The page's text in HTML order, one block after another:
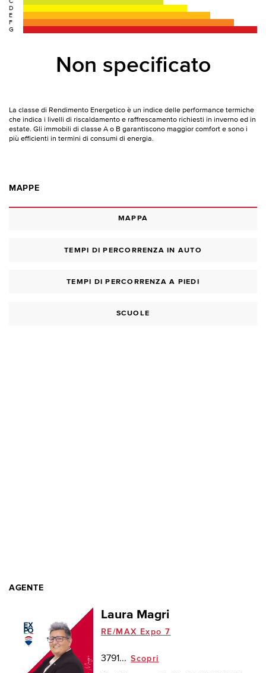
C
D
E
F
G
Non specificato
La classe di Rendimento Energetico è un indice delle performance termiche
che indica i livelli di riscaldamento e raffrescamento richiesti in inverno ed in
estate. Gli immobili di classe A o B garantiscono maggior comfort e sono i
più efficienti in termini di consumi di energia.
MAPPE
MAPPA
TEMPI DI PERCORRENZA IN AUTO
TEMPI DI PERCORRENZA A PIEDI
SCUOLE
AGENTE
Laura Magri
RE/MAX Expo 7
3791... Scopri